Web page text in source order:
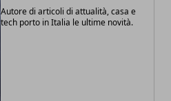
Autore di articoli di attualità, casa e
tech porto in Italia le ultime novità.